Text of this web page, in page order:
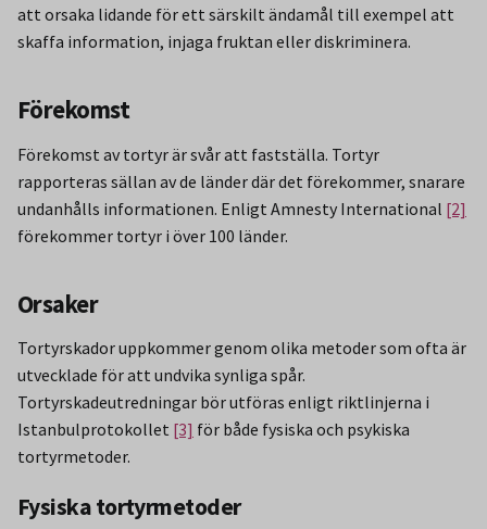
att orsaka lidande för ett särskilt ändamål till exempel att
skaffa information, injaga fruktan eller diskriminera.
Förekomst
Förekomst av tortyr är svår att fastställa. Tortyr
rapporteras sällan av de länder där det förekommer, snarare
undanhålls informationen. Enligt Amnesty International [2]
förekommer tortyr i över 100 länder.
Orsaker
Tortyrskador uppkommer genom olika metoder som ofta är
utvecklade för att undvika synliga spår.
Tortyrskadeutredningar bör utföras enligt riktlinjerna i
Istanbulprotokollet [3] för både fysiska och psykiska
tortyrmetoder.
Fysiska tortyrmetoder